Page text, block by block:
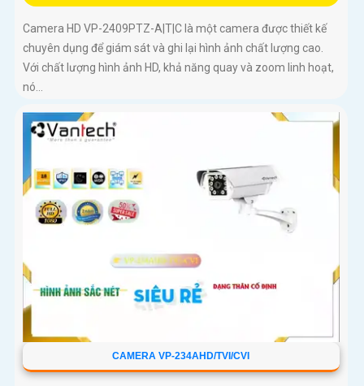
Camera HD VP-2409PTZ-A|T|C là một camera được thiết kế
chuyên dụng để giám sát và ghi lại hình ảnh chất lượng cao.
Với chất lượng hình ảnh HD, khả năng quay và zoom linh hoạt,
nó...
CAMERA VP-234AHD/TVI/CVI